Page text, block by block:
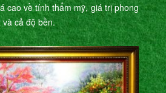
cao về tính thẩm mỹ, giá trị phong
cả độ bền.